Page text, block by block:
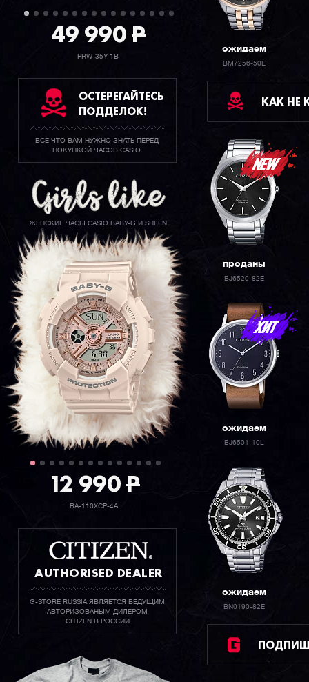
49 990P
PRW-35Y-1B
ОСТЕРЕГАЙТЕСЬ
ПОДДЕЛОК!
ВСЕ ЧТО ВАМ НУЖНО ЗНАТЬ ПЕРЕД
ПОКУПКОЙ ЧАСОВ CASIO
ЖЕНСКИЕ ЧАСЫ CASIO BABY-G И SHEEN
12 990P
BA-110XCP-4A
AUTHORISED DEALER
G-STORE RUSSIA ЯВЛЯЕТСЯ ВЕДУЩИМ
АВТОРИЗОВАНЫМ ДИЛЕРОМ
CITIZEN В РОССИИ
ожидаем
BM7256-50E
КАК НЕ
проданы
BJ6520-82E
ожидаем
BJ6501-10L
ожидаем
BN0190-82E